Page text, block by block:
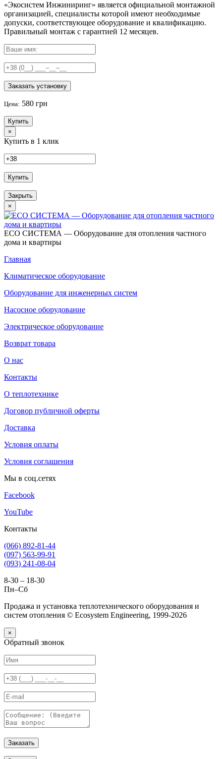
«Экосистем Инжиниринг» является официальной монтажной
организацией, специалисты которой имеют необходимые
допуски, соответствующее оборудование и квалификацию.
Правильный монтаж с гарантией 12 месяцев.
Заказать установку
Цена: 580 грн
Купить
×
Купить в 1 клик
Купить
Закрыть
×
ECO СИСТЕМА — Оборудование для отопления частного
дома и квартиры
Главная
Климатическое оборудование
Оборудование для инженерных систем
Насосное оборудование
Электрическое оборудование
Возврат товара
О нас
Контакты
О теплотехнике
Договор публичной оферты
Доставка
Условия оплаты
Условия соглашения
Мы в соц.сетях
Facebook
YouTube
Контакты
(066) 892-81-44
(097) 563-99-91
(093) 241-08-04
8-30 – 18-30
Пн–Сб
Продажа и установка теплотехнического оборудования и
систем отопления © Ecosystem Engineering, 1999-2026
×
Обратный звонок
Заказать